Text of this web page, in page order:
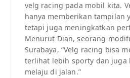
velg racing pada mobil kita.
hanya memberikan tampilan
tetapi juga meningkatkan
Menurut Dian, seorang
Surabaya, “Velg racing bisa
terlihat lebih sporty dan juga
melaju di jalan.”